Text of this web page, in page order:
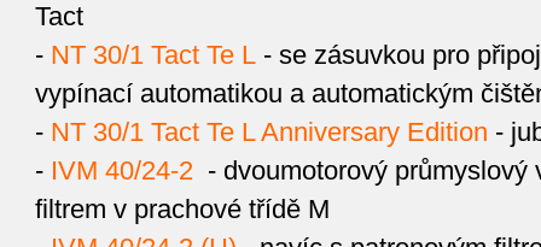
Tact
- NT 30/1 Tact Te L- se zásuvkou pro
vypínací automatikou a automatickým
- NT 30/1 Tact Te L Anniversary Edition -
- IVM 40/24-2 - dvoumotorový
filtrem v prachové třídě M